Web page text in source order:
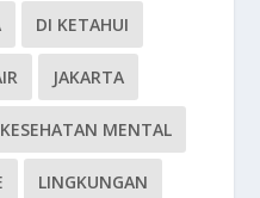
DI KETAHUI
JAKARTA
KESEHATAN MENTAL
LINGKUNGAN